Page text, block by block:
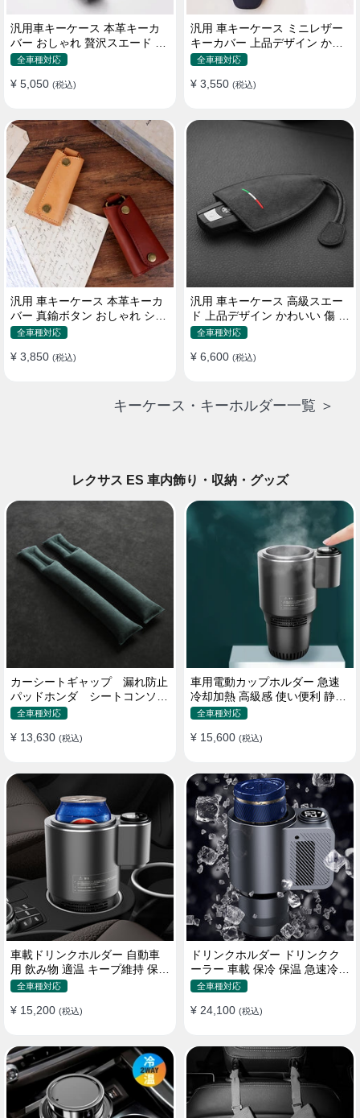
汎用車キーケース 本革キーカ
バー おしゃれ 贅沢スエード 格
好良いデザイン
全車種対応
¥ 5,050 (税込)
汎用 車キーケース ミニレザー
キーカバー 上品デザイン かわ
いい マカロン色
全車種対応
¥ 3,550 (税込)
汎用 車キーケース 本革キーカ
バー 真鍮ボタン おしゃれ シン
プルデザイン
全車種対応
¥ 3,850 (税込)
汎用 車キーケース 高級スエー
ド 上品デザイン かわいい 傷 汚
れ防止 高級 オシャレ キーホル
全車種対応
¥ 6,600 (税込)
キーケース・キーホルダー一覧 ＞
レクサス ES 車内飾り・収納・グッズ
カーシートギャップ 漏れ防止
パッドホンダ シートコンソー
ル 隙間 クッション
全車種対応
¥ 13,630 (税込)
車用電動カップホルダー 急速
冷却加熱 高級感 使い便利 静音
収納 飲み物
全車種対応
¥ 15,600 (税込)
車載ドリンクホルダー 自動車
用 飲み物 適温 キープ維持 保温
冷機能付き
全車種対応
¥ 15,200 (税込)
ドリンクホルダー ドリンクク
ーラー 車載 保冷 保温 急速冷却
缶対応
全車種対応
¥ 24,100 (税込)